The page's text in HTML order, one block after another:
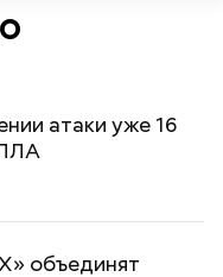
атаки уже 16
объединят